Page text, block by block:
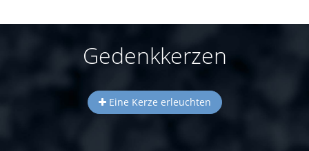
Gedenkkerzen
Eine Kerze erleuchten